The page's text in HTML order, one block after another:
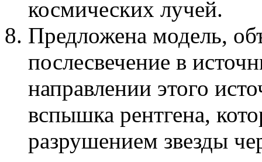
космических лучей.
Предложена модель,
послесвечение в
направлении этого
вспышка рентгена,
разрушением звезды